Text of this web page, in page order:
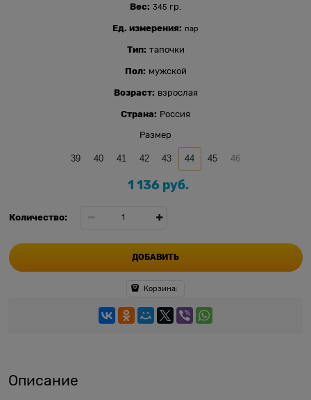
Вес: 345 гр.
Ед. измерения: пар
Тип: тапочки
Пол: мужской
Возраст: взрослая
Страна: Россия
Размер
39 40 41 42 43 44 45 46
1 136 руб.
Количество:
ДОБАВИТЬ
Корзина:
Описание